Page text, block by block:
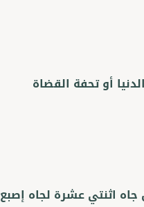
أو تحفة القضاة
جاه اثنتي عشرة لجاه إصبع